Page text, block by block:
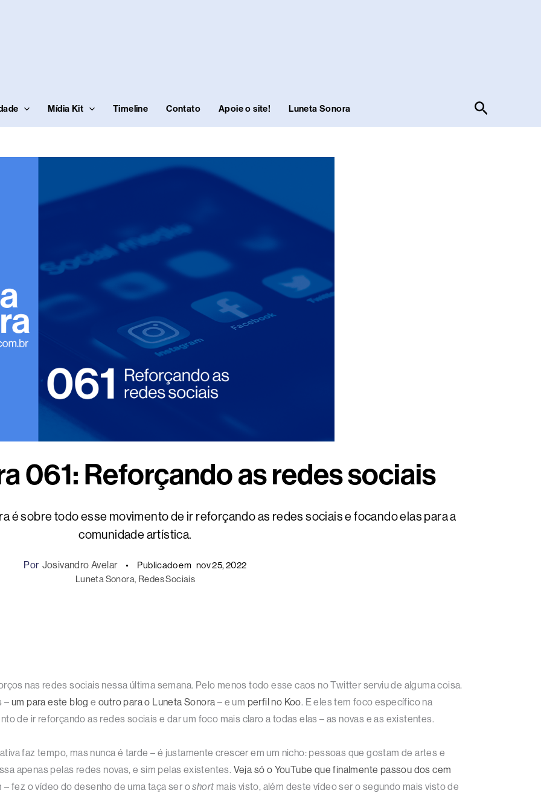
Mídia Kit Timeline Contato Apoie o site! Luneta Sonora Pesquisar
061: Reforçando as redes sociais
é sobre todo esse movimento de ir reforçando as redes sociais e focando elas para a
comunidade artística.
Por Josivandro Avelar Publicado em nov 25, 2022
Luneta Sonora, Redes Sociais
nas redes sociais nessa última semana. Pelo menos todo esse caos no Twitter serviu de alguma coisa.
– um para este blog eoutro para o Luneta Sonora – e um perfil no Koo. E eles tem foco específico na
de ir reforçando as redes sociais e dar um foco mais claro a todas elas – as novas e as existentes.
faz tempo, mas nunca é tarde – é justamente crescer em um nicho: pessoas que gostam de artes e
apenas pelas redes novas, e sim pelas existentes. Veja só o YouTube que finalmente passou dos cem
fez o vídeo do desenho de uma taça ser oshort mais visto, além deste vídeo ser o segundo mais visto de